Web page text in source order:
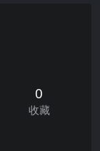
0
收藏